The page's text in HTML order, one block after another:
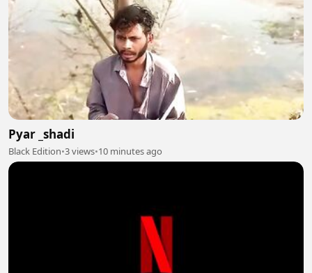
Pyar _shadi
Black Edition•3 views•10 minutes ago